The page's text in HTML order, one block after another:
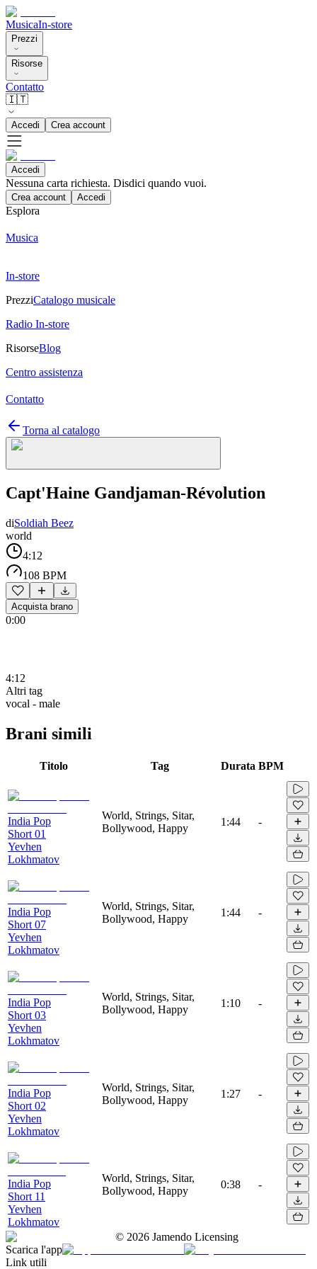
MusicaIn-store
Prezzi
Risorse
Contatto
🇮🇹
Accedi Crea account
Accedi
Nessuna carta richiesta. Disdici quando vuoi.
Crea account Accedi
Esplora
Musica
In-store
PrezziCatalogo musicale
Radio In-store
RisorseBlog
Centro assistenza
Contatto
Torna al catalogo
Capt'Haine Gandjaman-Révolution
diSoldiah Beez
world
4:12
108 BPM
Acquista brano
0:00
4:12
Altri tag
vocal - male
Brani simili
Titolo Tag Durata BPM
India Pop
Short 01
Yevhen
Lokhmatov
World, Strings, Sitar,
Bollywood, Happy
1:44 -
India Pop
Short 07
Yevhen
Lokhmatov
World, Strings, Sitar,
Bollywood, Happy
1:44 -
India Pop
Short 03
Yevhen
Lokhmatov
World, Strings, Sitar,
Bollywood, Happy
1:10 -
India Pop
Short 02
Yevhen
Lokhmatov
World, Strings, Sitar,
Bollywood, Happy
1:27 -
India Pop
Short 11
Yevhen
Lokhmatov
World, Strings, Sitar,
Bollywood, Happy
0:38 -
© 2026 Jamendo Licensing
Scarica l'app
Link utili